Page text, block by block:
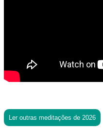
Ler outras meditações de 2026